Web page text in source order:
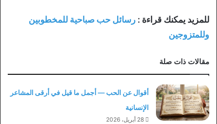
للمزيد يمكنك قراءة : رسائل حب صباحية للمخطوبين
وللمتزوجين
مقالات ذات صلة
أقوال عن الحب — أجمل ما قيل في أرقى المشاعر
الإنسانية
28 أبريل، 2026